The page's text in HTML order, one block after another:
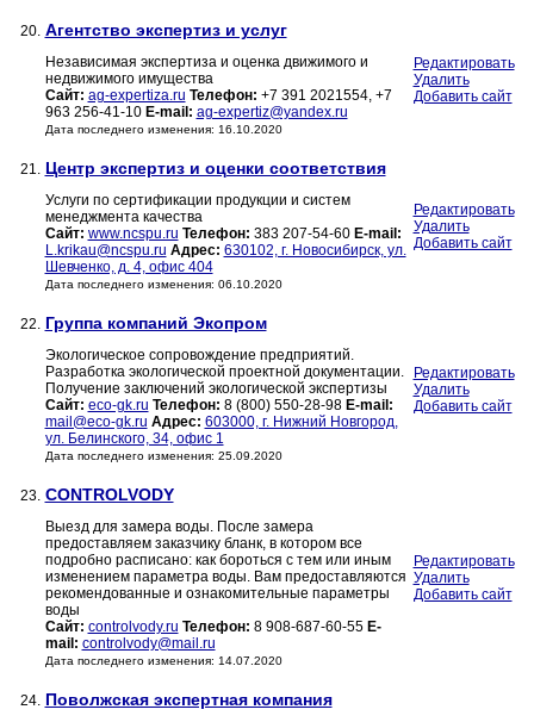
20. Агентство экспертиз и услуг
Независимая экспертиза и оценка движимого и
недвижимого имущества
Сайт: ag-expertiza.ru Телефон: +7 391 2021554, +7
963 256-41-10 E-mail: ag-expertiz@yandex.ru
Дата последнего изменения: 16.10.2020
Редактировать
Удалить
Добавить сайт
21. Центр экспертиз и оценки соответствия
Услуги по сертификации продукции и систем
менеджмента качества
Сайт: www.ncspu.ru Телефон: 383 207-54-60 E-mail:
L.krikau@ncspu.ru Адрес: 630102, г. Новосибирск, ул.
Шевченко, д. 4, офис 404
Дата последнего изменения: 06.10.2020
Редактировать
Удалить
Добавить сайт
22. Группа компаний Экопром
Экологическое сопровождение предприятий.
Разработка экологической проектной документации.
Получение заключений экологической экспертизы
Сайт: eco-gk.ru Телефон: 8 (800) 550-28-98 E-mail:
mail@eco-gk.ru Адрес: 603000, г. Нижний Новгород,
ул. Белинского, 34, офис 1
Дата последнего изменения: 25.09.2020
Редактировать
Удалить
Добавить сайт
23. CONTROLVODY
Выезд для замера воды. После замера
предоставляем заказчику бланк, в котором все
подробно расписано: как бороться с тем или иным
изменением параметра воды. Вам предоставляются
рекомендованные и ознакомительные параметры
воды
Сайт: controlvody.ru Телефон: 8 908-687-60-55 E-
mail: controlvody@mail.ru
Дата последнего изменения: 14.07.2020
Редактировать
Удалить
Добавить сайт
24. Поволжская экспертная компания